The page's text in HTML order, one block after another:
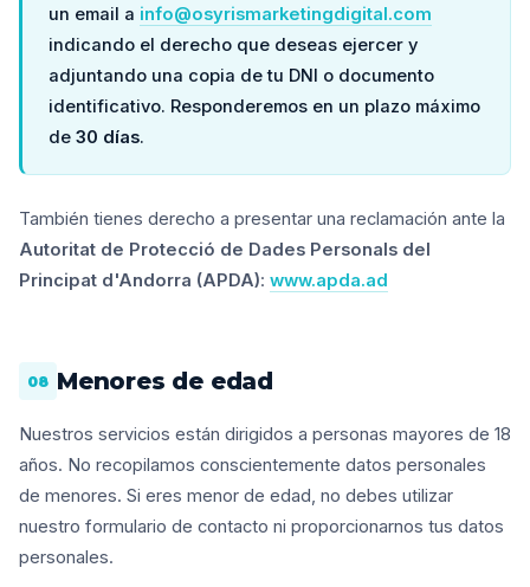
un email a info@osyrismarketingdigital.com
indicando el derecho que deseas ejercer y
adjuntando una copia de tu DNI o documento
identificativo. Responderemos en un plazo máximo
de 30 días.
También tienes derecho a presentar una reclamación ante la
Autoritat de Protecció de Dades Personals del
Principat d'Andorra (APDA): www.apda.ad
08 Menores de edad
Nuestros servicios están dirigidos a personas mayores de 18
años. No recopilamos conscientemente datos personales
de menores. Si eres menor de edad, no debes utilizar
nuestro formulario de contacto ni proporcionarnos tus datos
personales.